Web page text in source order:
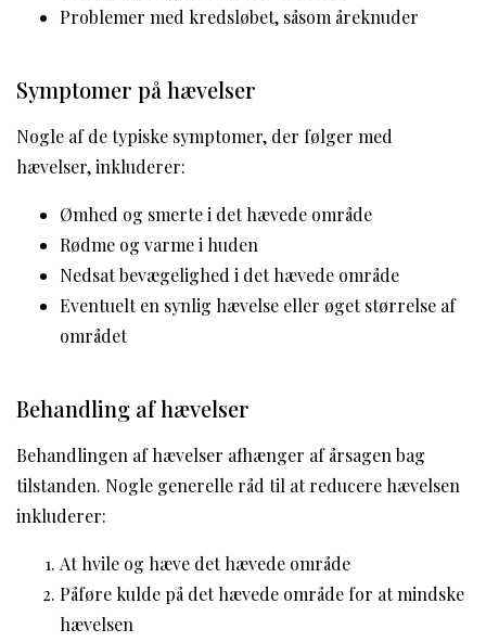
Problemer med kredsløbet, såsom åreknuder
Symptomer på hævelser
Nogle af de typiske symptomer, der følger med
hævelser, inkluderer:
Ømhed og smerte i det hævede område
Rødme og varme i huden
Nedsat bevægelighed i det hævede område
Eventuelt en synlig hævelse eller øget størrelse af
området
Behandling af hævelser
Behandlingen af hævelser afhænger af årsagen bag
tilstanden. Nogle generelle råd til at reducere hævelsen
inkluderer:
At hvile og hæve det hævede område
Påføre kulde på det hævede område for at mindske
hævelsen